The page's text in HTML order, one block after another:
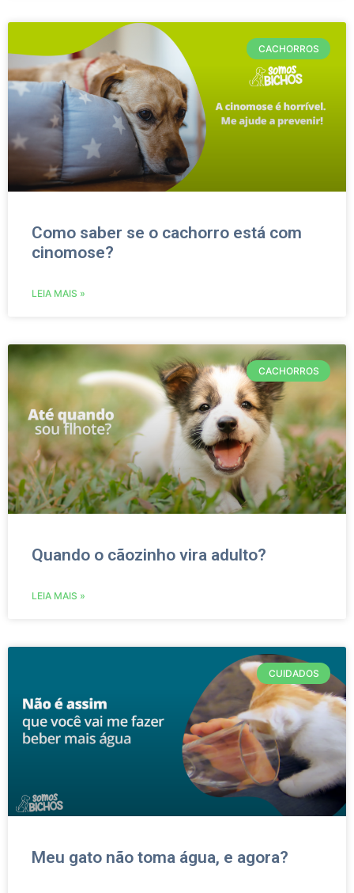
CACHORROS
Como saber se o cachorro está com
cinomose?
LEIA MAIS »
CACHORROS
Quando o cãozinho vira adulto?
LEIA MAIS »
CUIDADOS
Meu gato não toma água, e agora?